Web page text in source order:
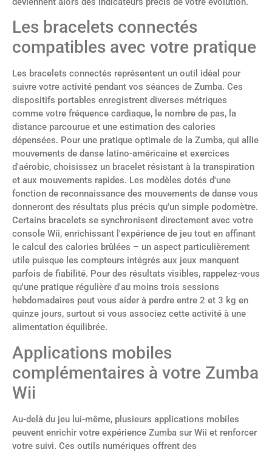
Les bracelets connectés
compatibles avec votre pratique
Les bracelets connectés représentent un outil idéal pour
suivre votre activité pendant vos séances de Zumba. Ces
dispositifs portables enregistrent diverses métriques
comme votre fréquence cardiaque, le nombre de pas, la
distance parcourue et une estimation des calories
dépensées. Pour une pratique optimale de la Zumba, qui allie
mouvements de danse latino-américaine et exercices
d'aérobic, choisissez un bracelet résistant à la transpiration
et aux mouvements rapides. Les modèles dotés d'une
fonction de reconnaissance des mouvements de danse vous
donneront des résultats plus précis qu'un simple podomètre.
Certains bracelets se synchronisent directement avec votre
console Wii, enrichissant l'expérience de jeu tout en affinant
le calcul des calories brûlées – un aspect particulièrement
utile puisque les compteurs intégrés aux jeux manquent
parfois de fiabilité. Pour des résultats visibles, rappelez-vous
qu'une pratique régulière d'au moins trois sessions
hebdomadaires peut vous aider à perdre entre 2 et 3 kg en
quinze jours, surtout si vous associez cette activité à une
alimentation équilibrée.
Applications mobiles
complémentaires à votre Zumba
Wii
Au-delà du jeu lui-même, plusieurs applications mobiles
peuvent enrichir votre expérience Zumba sur Wii et renforcer
votre suivi. Ces outils numériques offrent des